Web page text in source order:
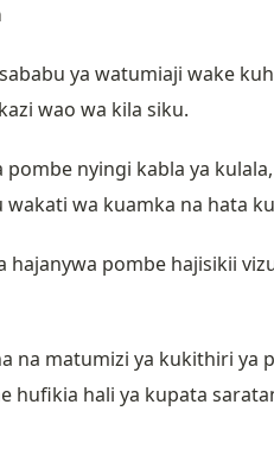
ya watumiaji wake
wao wa kila siku.
nyingi kabla ya
wa kuamka na hata
hajanywa pombe hajisikii
na matumizi ya kukithiri ya
hufikia hali ya kupata